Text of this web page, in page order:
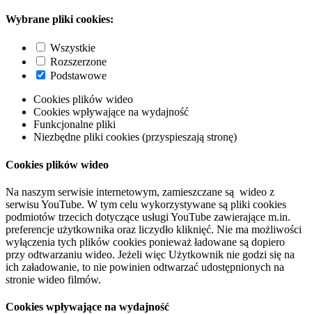
Wybrane pliki cookies:
Wszystkie
Rozszerzone
Podstawowe
Cookies plików wideo
Cookies wpływające na wydajność
Funkcjonalne pliki
Niezbędne pliki cookies (przyspieszają stronę)
Cookies plików wideo
Na naszym serwisie internetowym, zamieszczane są wideo z
serwisu YouTube. W tym celu wykorzystywane są pliki cookies
podmiotów trzecich dotyczące usługi YouTube zawierające m.in.
preferencje użytkownika oraz liczydło kliknięć. Nie ma możliwości
wyłączenia tych plików cookies ponieważ ładowane są dopiero
przy odtwarzaniu wideo. Jeżeli więc Użytkownik nie godzi się na
ich załadowanie, to nie powinien odtwarzać udostępnionych na
stronie wideo filmów.
Cookies wpływające na wydajność